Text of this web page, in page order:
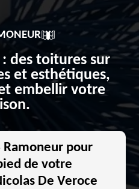
des toitures sur
et esthétiques,
embellir votre
Ramoneur pour
de votre
De Veroce